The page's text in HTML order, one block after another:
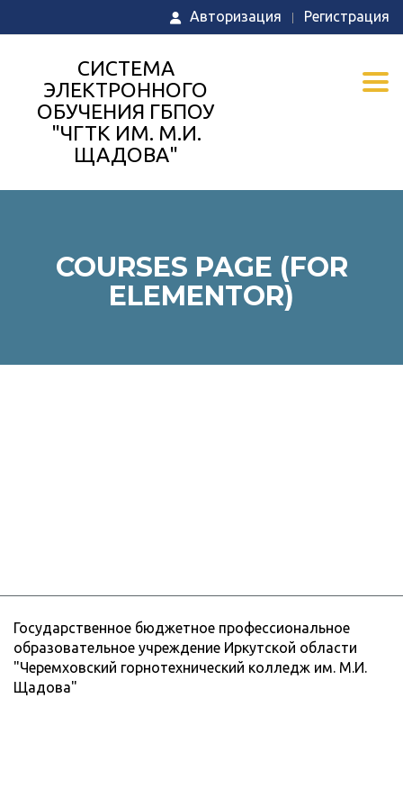
Авторизация Регистрация
СИСТЕМА
ЭЛЕКТРОННОГО
ОБУЧЕНИЯ ГБПОУ
"ЧГТК ИМ. М.И.
ЩАДОВА"
COURSES PAGE (FOR
ELEMENTOR)
Государственное бюджетное профессиональное
образовательное учреждение Иркутской области
"Черемховский горнотехнический колледж им. М.И.
Щадова"